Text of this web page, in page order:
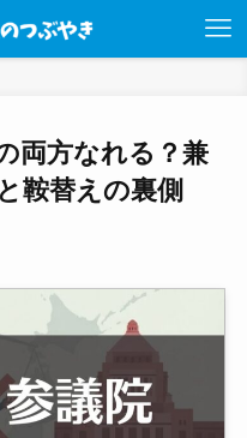
両方なれる？兼
鞍替えの裏側